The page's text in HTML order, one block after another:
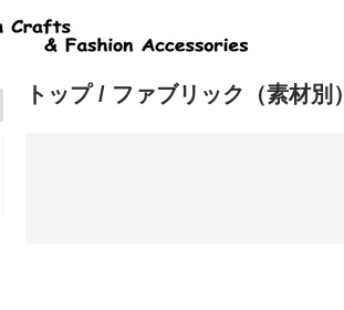
トップ/ ファブリック（素材別）